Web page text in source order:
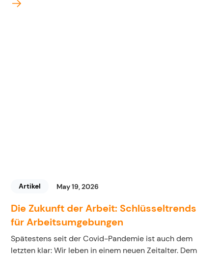
Artikel May 19, 2026
Die Zukunft der Arbeit: Schlüsseltrends
für Arbeitsumgebungen
Spätestens seit der Covid-Pandemie ist auch dem
letzten klar: Wir leben in einem neuen Zeitalter. Dem